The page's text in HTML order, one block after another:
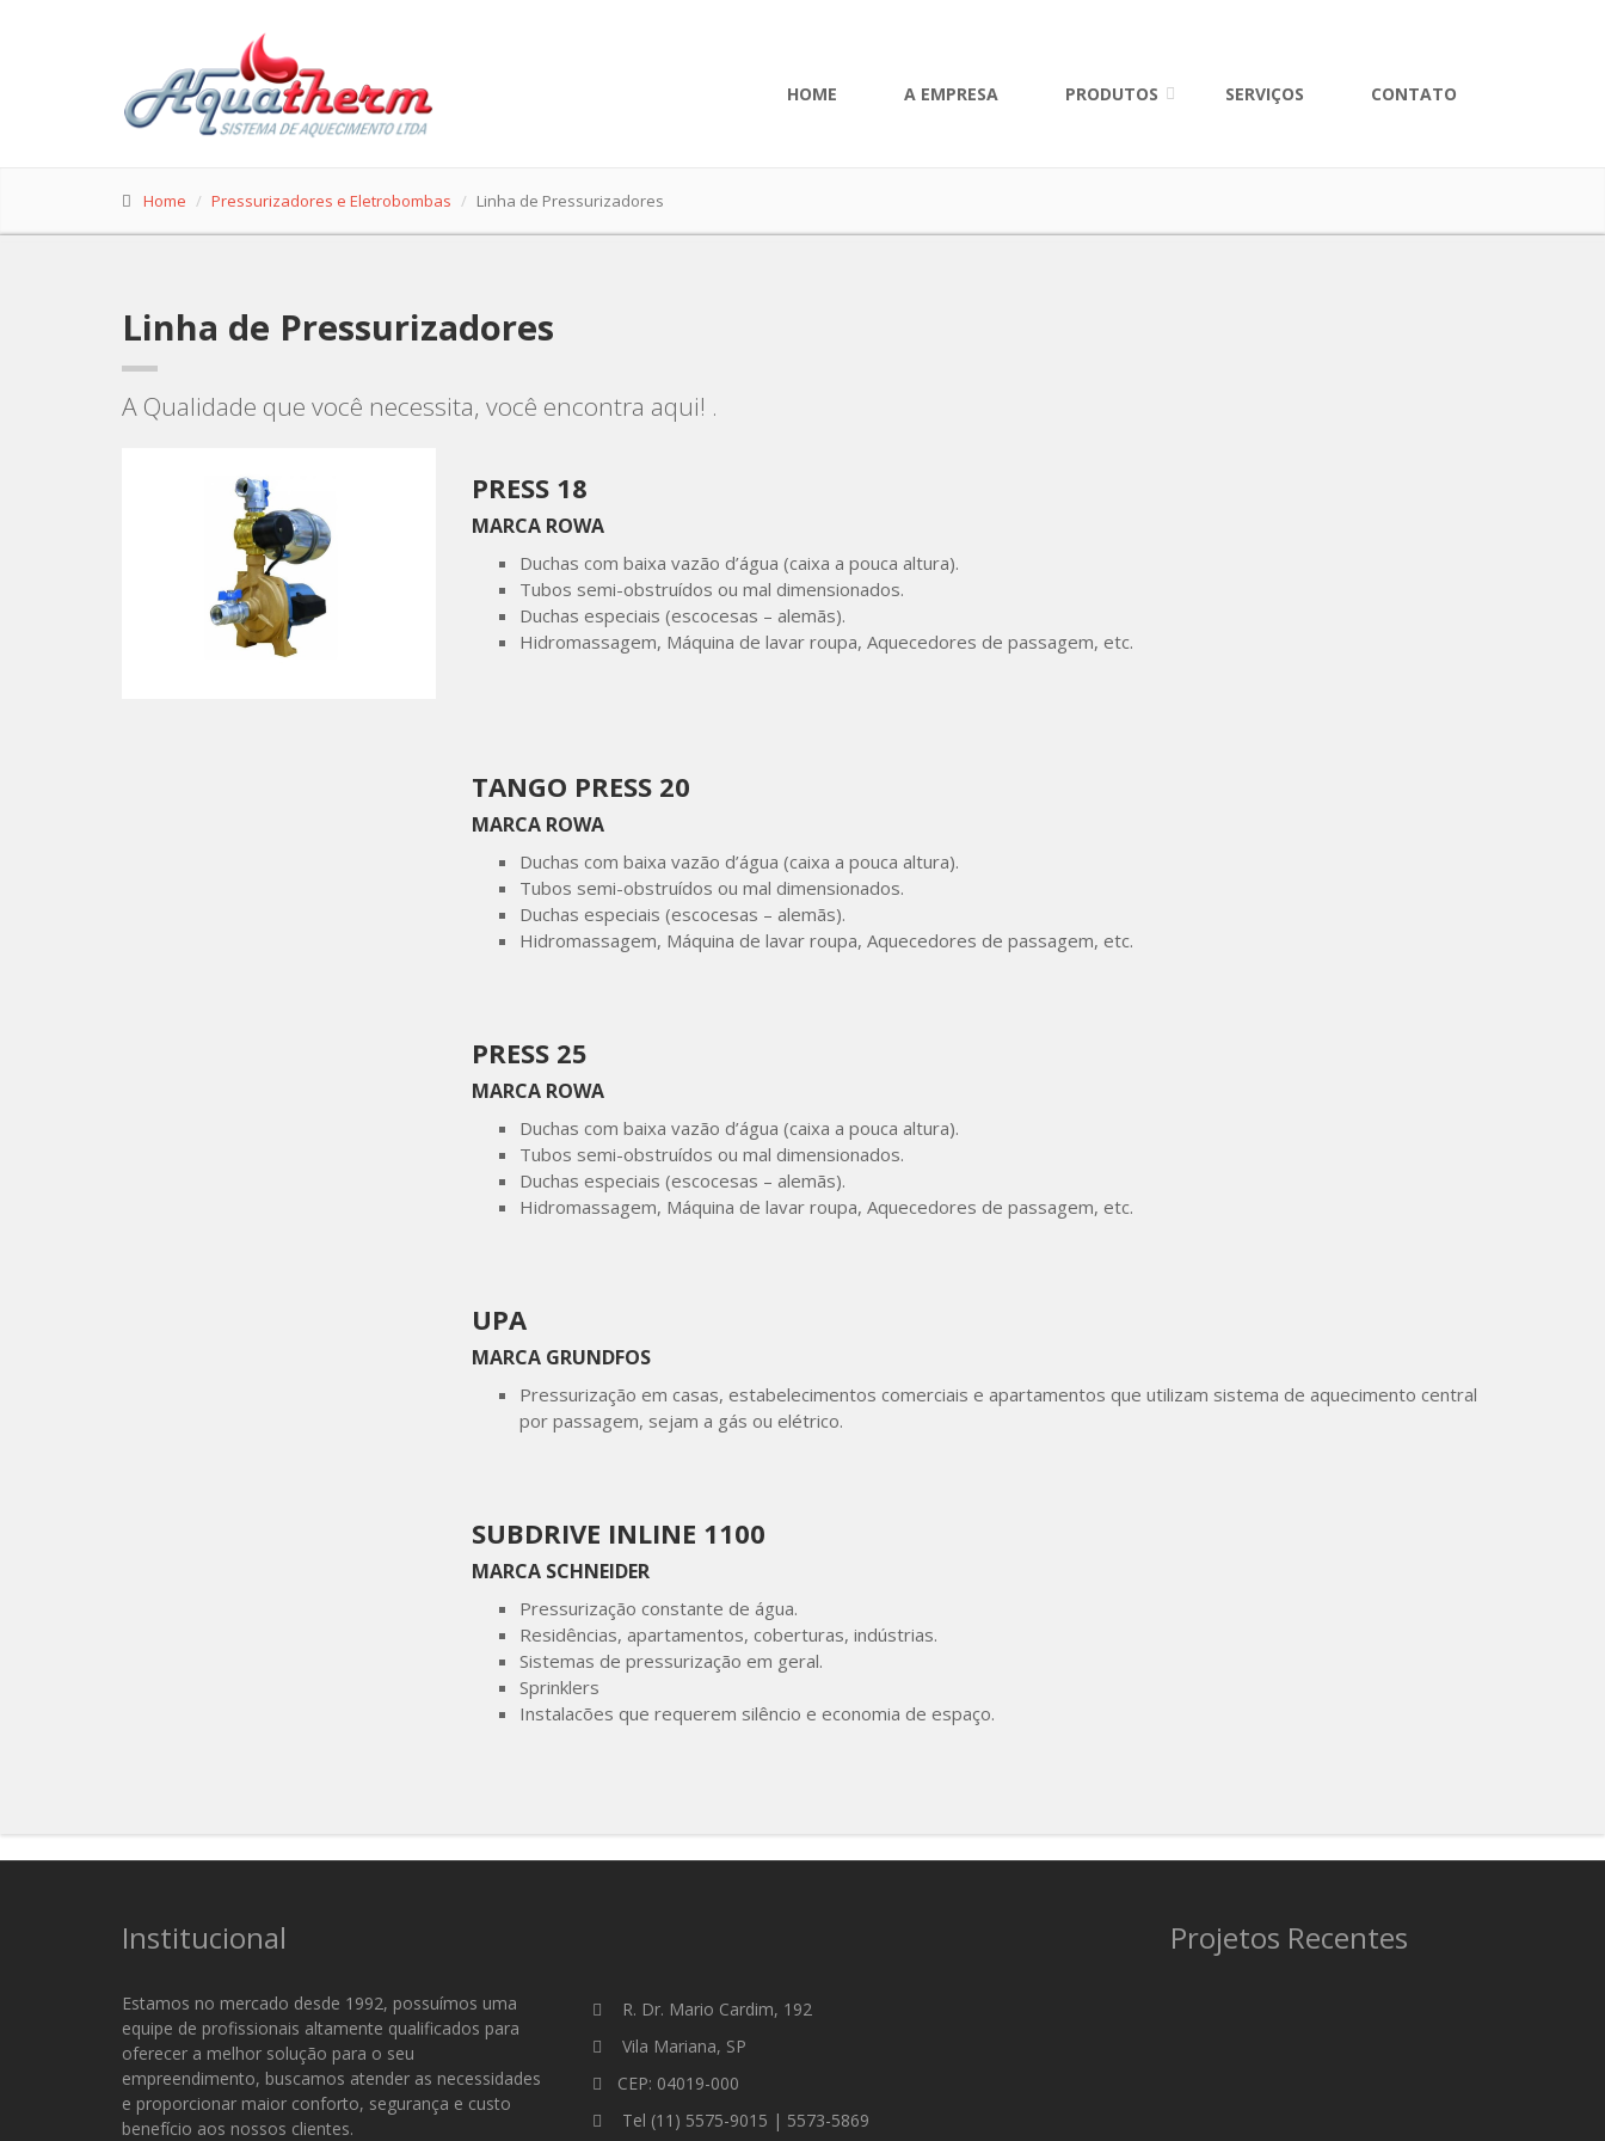
HOME A EMPRESA PRODUTOS SERVIÇOS CONTATO
Home Pressurizadores e Eletrobombas Linha de Pressurizadores
Linha de Pressurizadores
A Qualidade que você necessita, você encontra aqui! .
PRESS 18
MARCA ROWA
Duchas com baixa vazão d’água (caixa a pouca altura).
Tubos semi-obstruídos ou mal dimensionados.
Duchas especiais (escocesas – alemãs).
Hidromassagem, Máquina de lavar roupa, Aquecedores de passagem, etc.
TANGO PRESS 20
MARCA ROWA
Duchas com baixa vazão d’água (caixa a pouca altura).
Tubos semi-obstruídos ou mal dimensionados.
Duchas especiais (escocesas – alemãs).
Hidromassagem, Máquina de lavar roupa, Aquecedores de passagem, etc.
PRESS 25
MARCA ROWA
Duchas com baixa vazão d’água (caixa a pouca altura).
Tubos semi-obstruídos ou mal dimensionados.
Duchas especiais (escocesas – alemãs).
Hidromassagem, Máquina de lavar roupa, Aquecedores de passagem, etc.
UPA
MARCA GRUNDFOS
Pressurização em casas, estabelecimentos comerciais e apartamentos que utilizam sistema de aquecimento central
por passagem, sejam a gás ou elétrico.
SUBDRIVE INLINE 1100
MARCA SCHNEIDER
Pressurização constante de água.
Residências, apartamentos, coberturas, indústrias.
Sistemas de pressurização em geral.
Sprinklers
Instalacões que requerem silêncio e economia de espaço.
Institucional
Estamos no mercado desde 1992, possuímos uma
equipe de profissionais altamente qualificados para
oferecer a melhor solução para o seu
empreendimento, buscamos atender as necessidades
e proporcionar maior conforto, segurança e custo
benefício aos nossos clientes.
R. Dr. Mario Cardim, 192
Vila Mariana, SP
CEP: 04019-000
Tel (11) 5575-9015 | 5573-5869
Projetos Recentes